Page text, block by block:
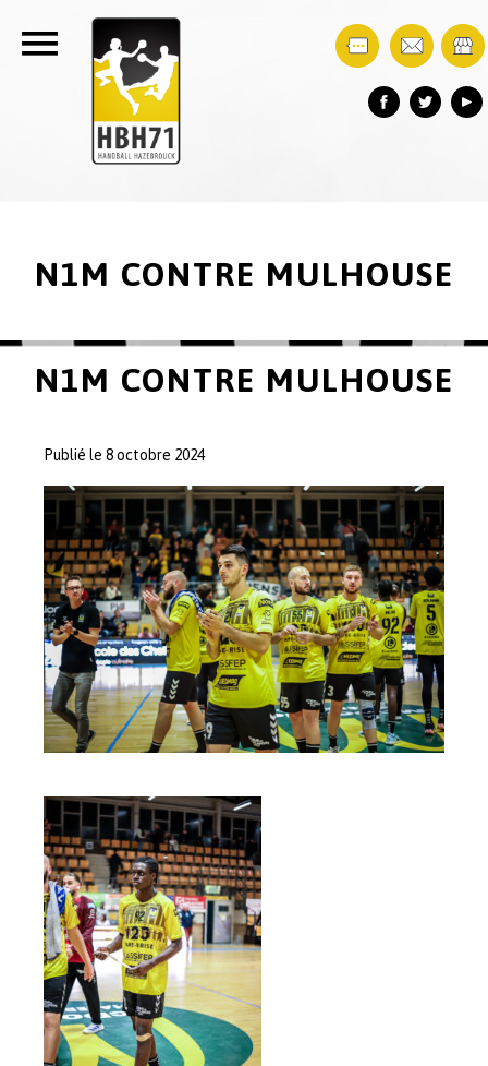
N1M CONTRE MULHOUSE
N1M CONTRE MULHOUSE
Publié le 8 octobre 2024